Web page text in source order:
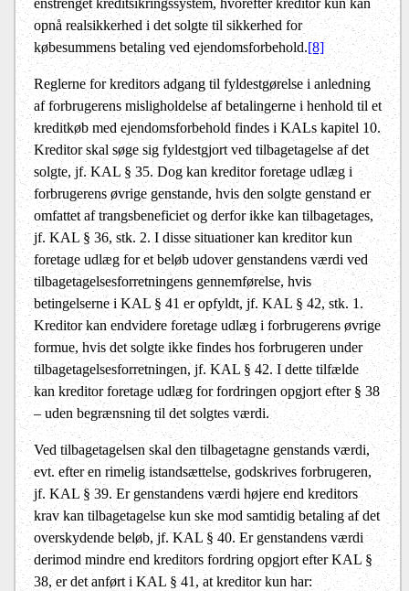
enstrenget kreditsikringssystem, hvorefter kreditor kun kan
opnå realsikkerhed i det solgte til sikkerhed for
købesummens betaling ved ejendomsforbehold.[8]
Reglerne for kreditors adgang til fyldestgørelse i anledning
af forbrugerens misligholdelse af betalingerne i henhold til et
kreditkøb med ejendomsforbehold findes i KALs kapitel 10.
Kreditor skal søge sig fyldestgjort ved tilbagetagelse af det
solgte, jf. KAL § 35. Dog kan kreditor foretage udlæg i
forbrugerens øvrige genstande, hvis den solgte genstand er
omfattet af trangsbeneficiet og derfor ikke kan tilbagetages,
jf. KAL § 36, stk. 2. I disse situationer kan kreditor kun
foretage udlæg for et beløb udover genstandens værdi ved
tilbagetagelsesforretningens gennemførelse, hvis
betingelserne i KAL § 41 er opfyldt, jf. KAL § 42, stk. 1.
Kreditor kan endvidere foretage udlæg i forbrugerens øvrige
formue, hvis det solgte ikke findes hos forbrugeren under
tilbagetagelsesforretningen, jf. KAL § 42. I dette tilfælde
kan kreditor foretage udlæg for fordringen opgjort efter § 38
– uden begrænsning til det solgtes værdi.
Ved tilbagetagelsen skal den tilbagetagne genstands værdi,
evt. efter en rimelig istandsættelse, godskrives forbrugeren,
jf. KAL § 39. Er genstandens værdi højere end kreditors
krav kan tilbagetagelse kun ske mod samtidig betaling af det
overskydende beløb, jf. KAL § 40. Er genstandens værdi
derimod mindre end kreditors fordring opgjort efter KAL §
38, er det anført i KAL § 41, at kreditor kun har: